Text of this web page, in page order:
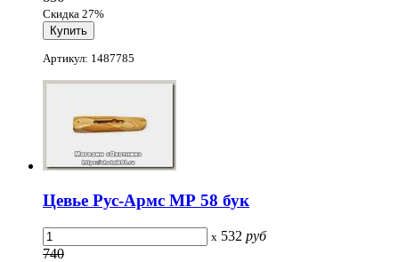
Скидка 27%
Артикул: 1487785
Цевье Рус-Армс МР 58 бук
x 532 руб
740